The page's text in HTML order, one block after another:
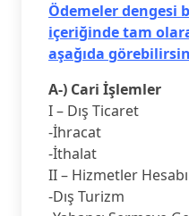
Ödemeler dengesi
içeriğinde tam
aşağıda
A-) Cari İşlemler
I – Dış Ticaret
-İhracat
-İthalat
II – Hizmetler
-Dış Turizm